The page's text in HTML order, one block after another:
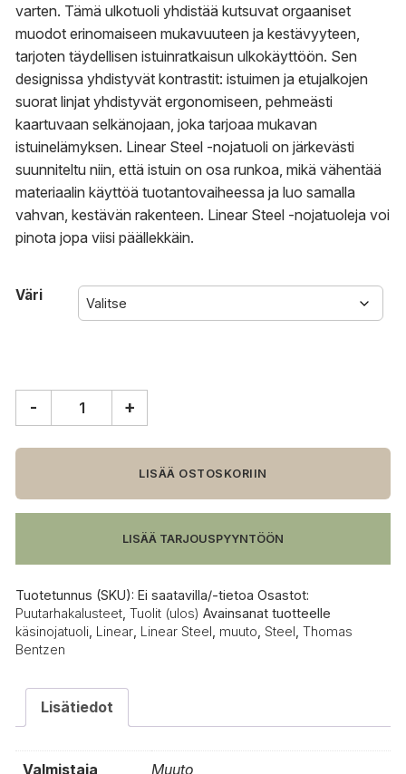
varten. Tämä ulkotuoli yhdistää kutsuvat orgaaniset
muodot erinomaiseen mukavuuteen ja kestävyyteen,
tarjoten täydellisen istuinratkaisun ulkokäyttöön. Sen
designissa yhdistyvät kontrastit: istuimen ja etujalkojen
suorat linjat yhdistyvät ergonomiseen, pehmeästi
kaartuvaan selkänojaan, joka tarjoaa mukavan
istuinelämyksen. Linear Steel -nojatuoli on järkevästi
suunniteltu niin, että istuin on osa runkoa, mikä vähentää
materiaalin käyttöä tuotantovaiheessa ja luo samalla
vahvan, kestävän rakenteen. Linear Steel -nojatuoleja voi
pinota jopa viisi päällekkäin.
Väri
Steel
määrä
- +
LISÄÄ OSTOSKORIIN
LISÄÄ TARJOUSPYYNTÖÖN
Tuotetunnus (SKU): Ei saatavilla/-tietoa Osastot:
Puutarhakalusteet Tuolit (ulos) Avainsanat tuotteelle
käsinojatuoli Linear Linear Steel muuto Steel Thomas
Bentzen
Lisätiedot
Valmistaja Muuto